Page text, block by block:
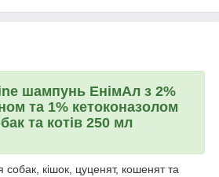
шампунь ЕнімАл з 2%
та 1% кетоконазолом
та котів 250 мл
кішок, цуценят, кошенят та